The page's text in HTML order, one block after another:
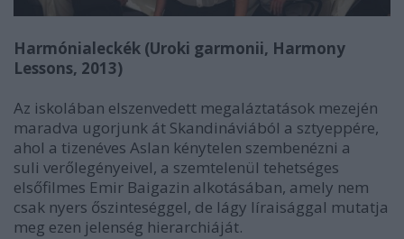
Harmónialeckék (Uroki garmonii, Harmony
Lessons, 2013)
Az iskolában elszenvedett megaláztatások mezején
maradva ugorjunk át Skandináviából a sztyeppére,
ahol a tizenéves Aslan kénytelen szembenézni a
suli verőlegényeivel, a szemtelenül tehetséges
elsőfilmes Emir Baigazin alkotásában, amely nem
csak nyers őszinteséggel, de lágy líraisággal mutatja
meg ezen jelenség hierarchiáját.